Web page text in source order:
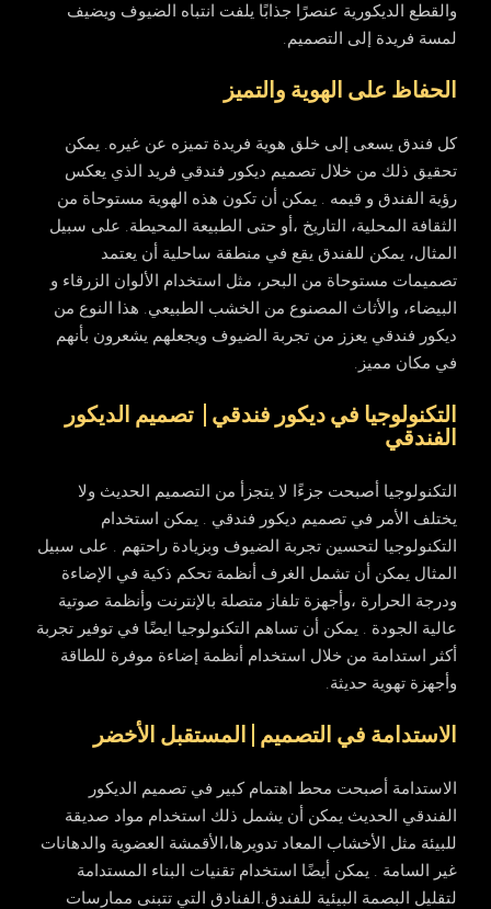
والقطع الديكورية عنصرًا جذابًا يلفت انتباه الضيوف ويضيف
لمسة فريدة إلى التصميم.
الحفاظ على الهوية والتميز
كل فندق يسعى إلى خلق هوية فريدة تميزه عن غيره. يمكن
تحقيق ذلك من خلال تصميم ديكور فندقي فريد الذي يعكس
رؤية الفندق و قيمه . يمكن أن تكون هذه الهوية مستوحاة من
الثقافة المحلية، التاريخ ،أو حتى الطبيعة المحيطة. على سبيل
المثال، يمكن للفندق يقع في منطقة ساحلية أن يعتمد
تصميمات مستوحاة من البحر، مثل استخدام الألوان الزرقاء و
البيضاء، والأثاث المصنوع من الخشب الطبيعي. هذا النوع من
ديكور فندقي يعزز من تجربة الضيوف ويجعلهم يشعرون بأنهم
في مكان مميز.
التكنولوجيا في ديكور فندقي | تصميم الديكور
الفندقي
التكنولوجيا أصبحت جزءًا لا يتجزأ من التصميم الحديث ولا
يختلف الأمر في تصميم ديكور فندقي . يمكن استخدام
التكنولوجيا لتحسين تجربة الضيوف وبزيادة راحتهم . على سبيل
المثال يمكن أن تشمل الغرف أنظمة تحكم ذكية في الإضاءة
ودرجة الحرارة ،وأجهزة تلفاز متصلة بالإنترنت وأنظمة صوتية
عالية الجودة . يمكن أن تساهم التكنولوجيا ايضًا في توفير تجربة
أكثر استدامة من خلال استخدام أنظمة إضاءة موفرة للطاقة
وأجهزة تهوية حديثة.
الاستدامة في التصميم | المستقبل الأخضر
الاستدامة أصبحت محط اهتمام كبير في تصميم الديكور
الفندقي الحديث يمكن أن يشمل ذلك استخدام مواد صديقة
للبيئة مثل الأخشاب المعاد تدويرها،الأقمشة العضوية والدهانات
غير السامة . يمكن أيضًا استخدام تقنيات البناء المستدامة
لتقليل البصمة البيئية للفندق.الفنادق التي تتبنى ممارسات